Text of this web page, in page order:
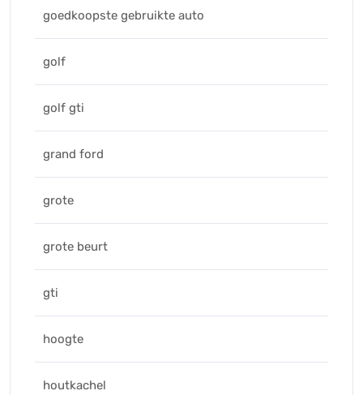
goedkoopste gebruikte auto
golf
golf gti
grand ford
grote
grote beurt
gti
hoogte
houtkachel